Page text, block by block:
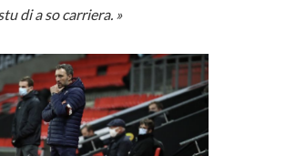
di a so carriera. »